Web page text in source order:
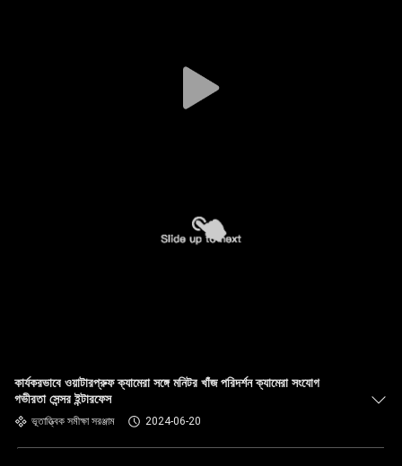
কার্যকরভাবে ওয়াটারপ্রুফ ক্যামেরা সঙ্গে মনিটর খাঁজ পরিদর্শন ক্যামেরা সংযোগ
গভীরতা সেন্সর ইন্টারফেস
ভূতাত্ত্বিক সমীক্ষা সরঞ্জাম 2024-06-20